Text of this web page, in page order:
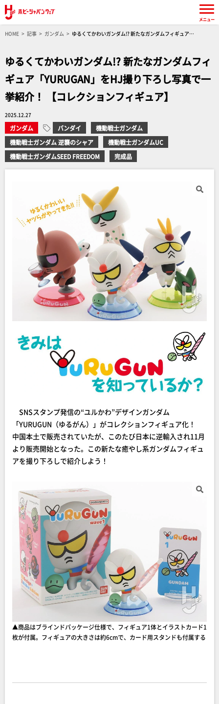
HOME 記事 ガンダム
ゆるくてかわいガンダム!? 新たなガンダムフィギュア
ゆるくてかわいガンダム!? 新たなガンダムフィ
ギュア「YURUGAN」をHJ撮り下ろし写真で一
挙紹介！ 【コレクションフィギュア】
2025.12.27
ガンダム バンダイ
機動戦士ガンダム
機動戦士ガンダム 逆襲のシャア
機動戦士ガンダムUC
機動戦士ガンダムSEED FREEDOM
完成品
SNSスタンプ発信の“ユルかわ”デザインガンダム
「YURUGUN（ゆるがん）」がコレクションフィギュア化！
中国本土で販売されていたが、このたび日本に逆輸入され11月
より販売開始となった。この新たな癒やし系ガンダムフィギュ
アを撮り下ろしで紹介しよう！
▲商品はブラインドパッケージ仕様で、フィギュア1体とイラストカード1
枚が付属。フィギュアの大きさは約6cmで、カード用スタンドも付属する
メニュー